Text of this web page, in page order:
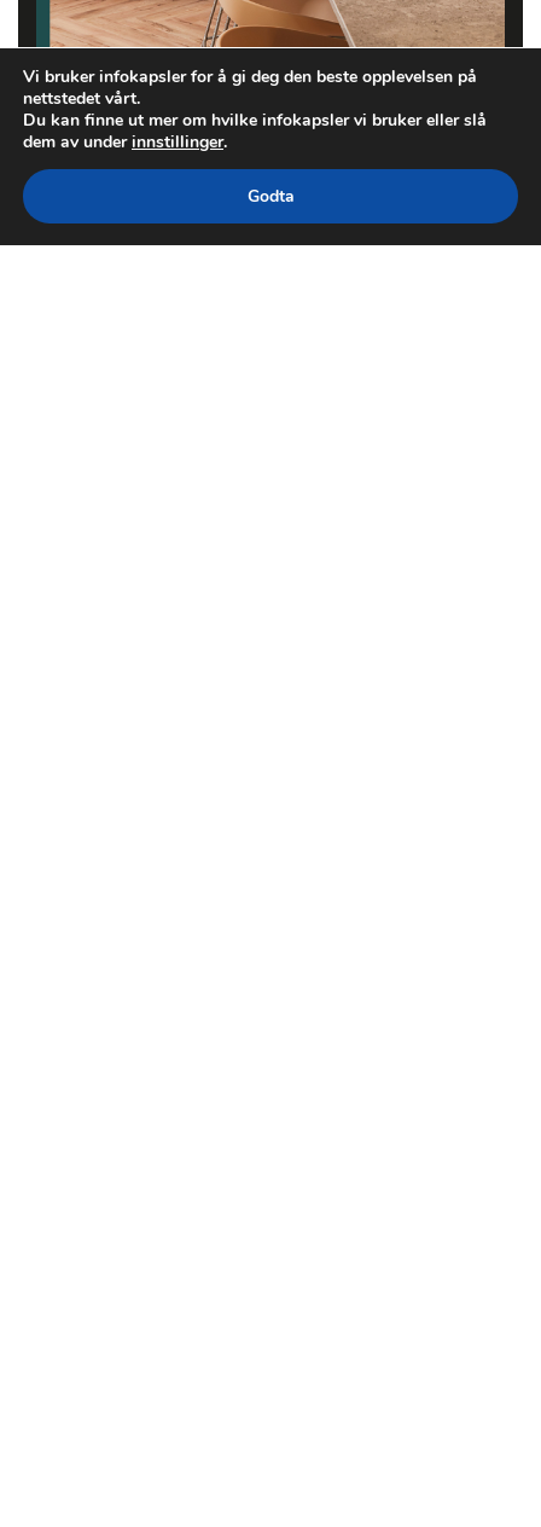
Vi bruker infokapsler for å gi deg den beste opplevelsen på
nettstedet vårt.
Du kan finne ut mer om hvilke infokapsler vi bruker eller slå
dem av underinnstillinger.
Godta